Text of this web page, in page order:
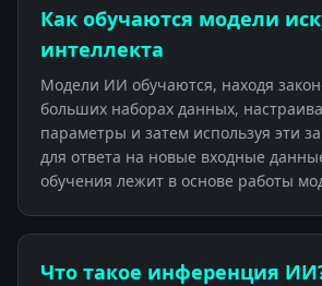
Как обучаются модели
интеллекта
Модели ИИ обучаются, находя
больших наборах данных,
параметры и затем используя эти
для ответа на новые входные
обучения лежит в основе работы
Что такое инференция